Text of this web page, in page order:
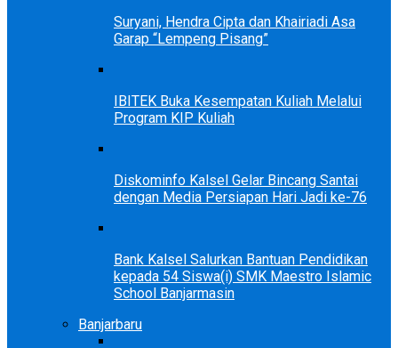
Suryani, Hendra Cipta dan Khairiadi Asa
Garap “Lempeng Pisang”
IBITEK Buka Kesempatan Kuliah Melalui
Program KIP Kuliah
Diskominfo Kalsel Gelar Bincang Santai
dengan Media Persiapan Hari Jadi ke-76
Bank Kalsel Salurkan Bantuan Pendidikan
kepada 54 Siswa(i) SMK Maestro Islamic
School Banjarmasin
Banjarbaru